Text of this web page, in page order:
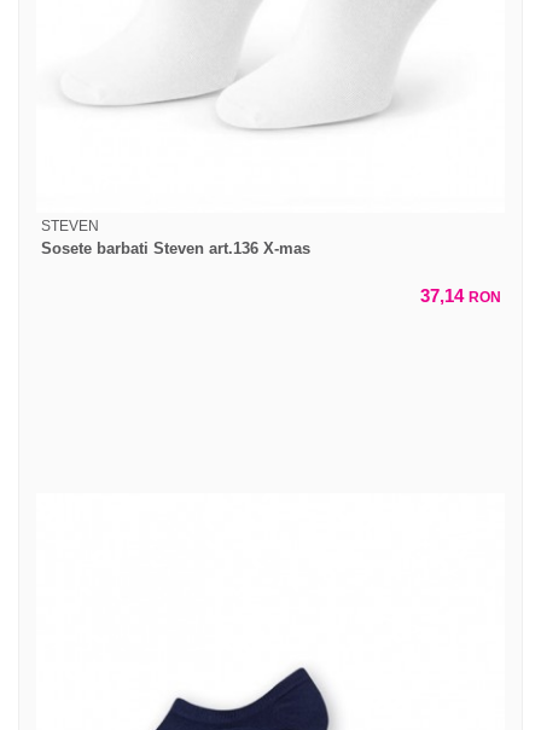
STEVEN
Sosete barbati Steven art.136 X-mas
37,14 RON